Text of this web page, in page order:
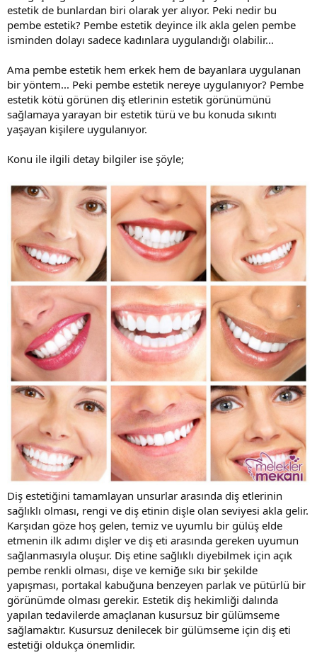
estetik de bunlardan biri olarak yer alıyor. Peki nedir bu
pembe estetik? Pembe estetik deyince ilk akla gelen pembe
isminden dolayı sadece kadınlara uygulandığı olabilir...
Ama pembe estetik hem erkek hem de bayanlara uygulanan
bir yöntem... Peki pembe estetik nereye uygulanıyor? Pembe
estetik kötü görünen diş etlerinin estetik görünümünü
sağlamaya yarayan bir estetik türü ve bu konuda sıkıntı
yaşayan kişilere uygulanıyor.
Konu ile ilgili detay bilgiler ise şöyle;
Diş estetiğini tamamlayan unsurlar arasında diş etlerinin
sağlıklı olması, rengi ve diş etinin dişle olan seviyesi akla gelir.
Karşıdan göze hoş gelen, temiz ve uyumlu bir gülüş elde
etmenin ilk adımı dişler ve diş eti arasında gereken uyumun
sağlanmasıyla oluşur. Diş etine sağlıklı diyebilmek için açık
pembe renkli olması, dişe ve kemiğe sıkı bir şekilde
yapışması, portakal kabuğuna benzeyen parlak ve pütürlü bir
görünümde olması gerekir. Estetik diş hekimliği dalında
yapılan tedavilerde amaçlanan kusursuz bir gülümseme
sağlamaktır. Kusursuz denilecek bir gülümseme için diş eti
estetiği oldukça önemlidir.